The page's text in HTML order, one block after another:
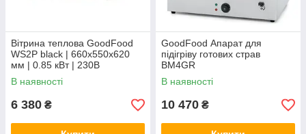
Вітрина теплова GoodFood
WS2P black | 660x550x620
мм | 0.85 кВт | 230В
В наявності
6 380 ₴
GoodFood Апарат для
підігріву готових страв
BM4GR
В наявності
10 470 ₴